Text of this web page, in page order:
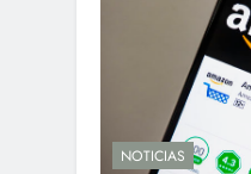
NOTICIAS